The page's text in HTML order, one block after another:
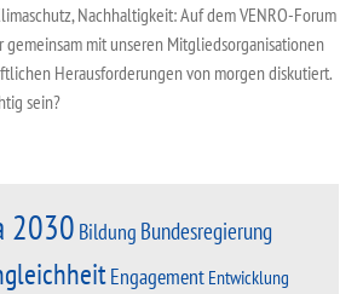
Nachhaltigkeit: Auf dem VENRO-Forum
mit unseren Mitgliedsorganisationen
Herausforderungen von morgen diskutiert.
sein?
2030 Bildung Bundesregierung
Engagement Entwicklung